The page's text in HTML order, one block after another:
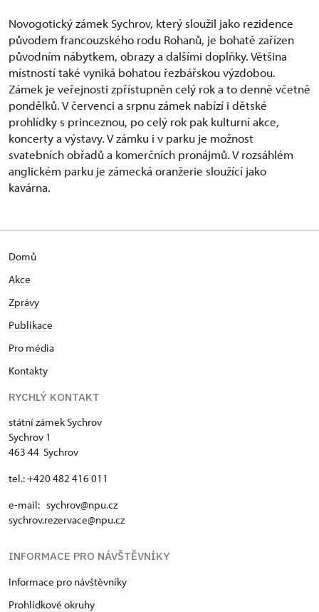
Novogotický zámek Sychrov, který sloužil jako rezidence
původem francouzského rodu Rohanů, je bohatě zařízen
původním nábytkem, obrazy a dalšími doplňky. Většina
místností také vyniká bohatou řezbářskou výzdobou.
Zámek je veřejnosti zpřístupněn celý rok a to denně včetně
pondělků. V červenci a srpnu zámek nabízí i dětské
prohlídky s princeznou, po celý rok pak kulturní akce,
koncerty a výstavy. V zámku i v parku je možnost
svatebních obřadů a komerčních pronájmů. V rozsáhlém
anglickém parku je zámecká oranžerie sloužící jako
kavárna.
Domů
Akce
Zprávy
Publikace
Pro média
Kontakty
RYCHLÝ KONTAKT
státní zámek Sychrov
Sychrov 1
463 44 Sychrov
tel.: +420 482 416 011
e-mail: sychrov@npu.cz
sychrov.rezervace@npu.cz
INFORMACE PRO NÁVŠTĚVNÍKY
Informace pro návštěvníky
Prohlídkové okruhy